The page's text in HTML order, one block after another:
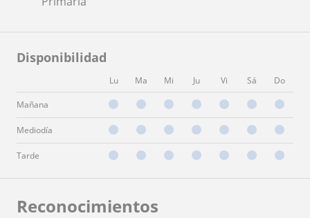
Disponibilidad
Lu Ma Mi Ju Vi Sá Do
Mañana
Mediodía
Tarde
Reconocimientos